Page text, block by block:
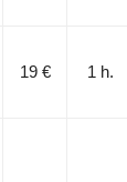
19 € 1 h.